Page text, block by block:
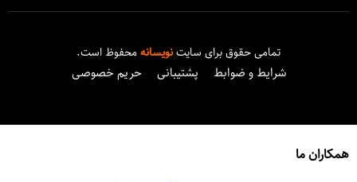
تمامی حقوق برای سایتنویسانهمحفوظ است.
شرایط و ضوابط پشتیبانی حریم خصوصی
همکاران ما